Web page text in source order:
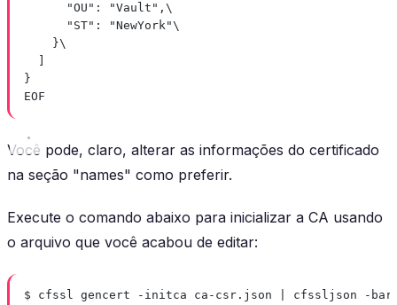
"OU": "Vault",\
"ST": "NewYork"\
}\
}
EOF
Você pode, claro, alterar as informações do certificado
na seção "names" como preferir.
Execute o comando abaixo para inicializar a CA usando
o arquivo que você acabou de editar:
$ cfssl gencert -initca ca-csr.json | cfssljson -